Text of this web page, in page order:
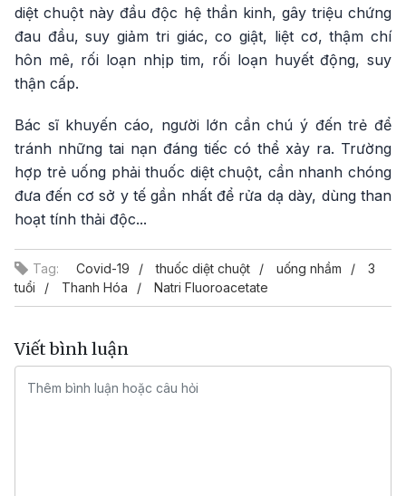
diệt chuột này đầu độc hệ thần kinh, gây triệu chứng
đau đầu, suy giảm tri giác, co giật, liệt cơ, thậm chí
hôn mê, rối loạn nhịp tim, rối loạn huyết động, suy
thận cấp.
Bác sĩ khuyến cáo, người lớn cần chú ý đến trẻ để
tránh những tai nạn đáng tiếc có thể xảy ra. Trường
hợp trẻ uống phải thuốc diệt chuột, cần nhanh chóng
đưa đến cơ sở y tế gần nhất để rửa dạ dày, dùng than
hoạt tính thải độc...
Tag: Covid-19 thuốc diệt chuột uống nhầm
3
tuổi
Thanh Hóa Natri Fluoroacetate
Viết bình luận